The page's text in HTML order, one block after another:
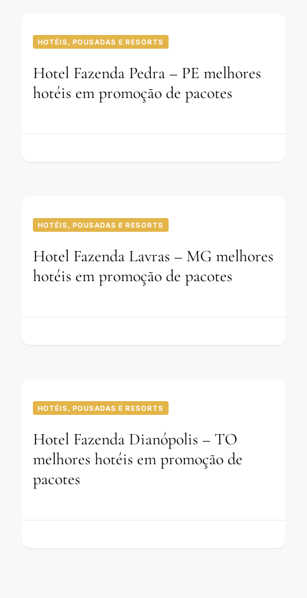
HOTÉIS, POUSADAS E RESORTS
Hotel Fazenda Pedra – PE melhores
hotéis em promoção de pacotes
HOTÉIS, POUSADAS E RESORTS
Hotel Fazenda Lavras – MG melhores
hotéis em promoção de pacotes
HOTÉIS, POUSADAS E RESORTS
Hotel Fazenda Dianópolis – TO
melhores hotéis em promoção de
pacotes